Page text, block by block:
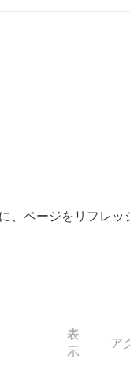
、ページをリフレ
表
示
ア